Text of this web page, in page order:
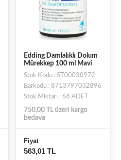
Edding Damlalıklı Dolum
Mürekkep 100 ml Mavi
Stok Kodu : ST00030972
Barkodu : 8713797032896
Stok Miktarı : 68 ADET
750,00 TL üzeri kargo
bedava
Fiyat
563,01 TL